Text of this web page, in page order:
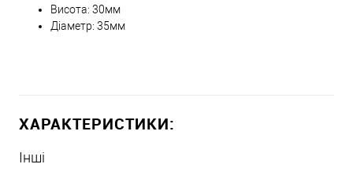
Висота: 30мм
Діаметр: 35мм
ХАРАКТЕРИСТИКИ:
Інші